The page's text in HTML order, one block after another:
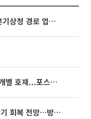
태풍 '돌핀' 오키나와 접근…일본기상청 경로 업데이트
[증시키워드] 반도체 충격 뚫은 개별 호재...포스코퓨처엠·에코프로·한화솔루션 '눈길'
iM "LIG D&A, 천궁-II 매출 하반기 회복 전망…방산 톱픽 유지"